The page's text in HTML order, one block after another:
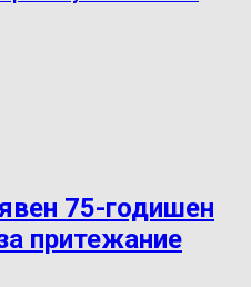
75-годишен
притежание